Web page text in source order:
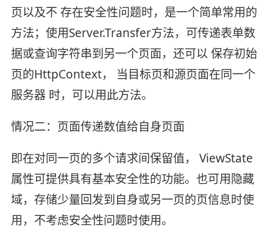
页以及不 存在安全性问题时，是一个简单常用的
方法；使用Server.Transfer方法，可传递表单数
据或查询字符串到另一个页面，还可以 保存初始
页的HttpContext， 当目标页和源页面在同一个
服务器 时，可以用此方法。
情况二：页面传递数值给自身页面
即在对同一页的多个请求间保留值， ViewState
属性可提供具有基本安全性的功能。也可用隐藏
域，存储少量回发到自身或另一页的页信息时使
用，不考虑安全性问题时使用。